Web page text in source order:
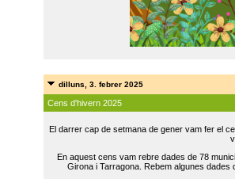
dilluns, 3. febrer 2025
Cens d'hivern 2025
El darrer cap de setmana de gener vam fer el
En aquest cens vam rebre dades de 78
Girona i Tarragona. Rebem algunes